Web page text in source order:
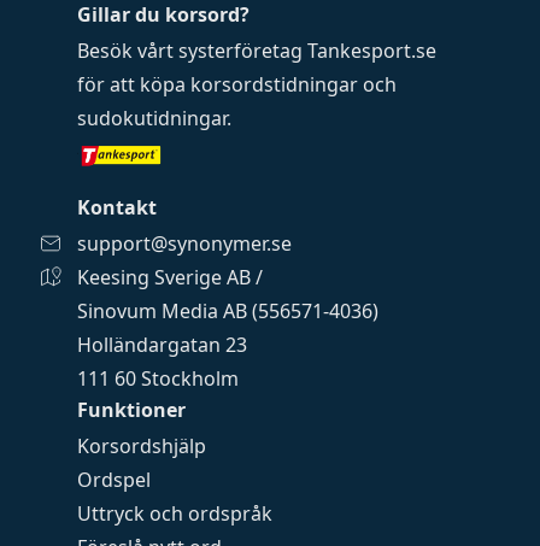
Funktioner
Korsordshjälp
Ordspel
Uttryck och ordspråk
Gillar du korsord?
Besök vårt systerföretag Tankesport.se
för att köpa korsordstidningar och
sudokutidningar.
Kontakt
support@synonymer.se
Keesing Sverige AB /
Sinovum Media AB (556571-4036)
Holländargatan 23
111 60 Stockholm